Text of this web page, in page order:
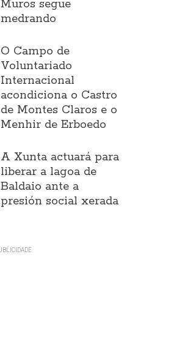
Muros segue
medrando
O Campo de
Voluntariado
Internacional
acondiciona o Castro
de Montes Claros e o
Menhir de Erboedo
A Xunta actuará para
liberar a lagoa de
Baldaio ante a
presión social xerada